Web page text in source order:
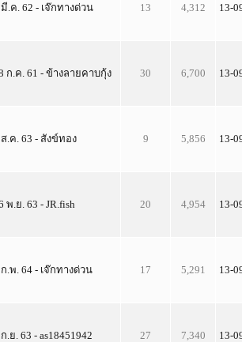
.ค. 62 - เจ๊กทางด่วน 13 4,312 13-
ก.ค. 61 - ข้างลายคาบกุ้ง 30 6,700 13-
.ค. 63 - สังข์ทอง 9 5,856 13-
พ.ย. 63 - JR.fish 20 4,954 13-
.พ. 64 - เจ๊กทางด่วน 17 5,291 13-
.ย. 63 - as18451942 27 7,340 13-